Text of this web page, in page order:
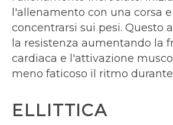
l'allenamento con una corsa
concentrarsi sui pesi. Questo
la resistenza aumentando la
cardiaca e l'attivazione
meno faticoso il ritmo durante
ELLITTICA